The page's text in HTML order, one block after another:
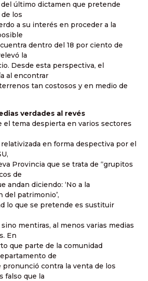
último dictamen que pretende
los
a su interés en proceder a la
dentro del 18 por ciento de
la
Desde esta perspectiva, el
al encontrar
tan costosos y en medio de
verdades al revés
el tema despierta en varios sectores
en forma despectiva por el
Provincia que se trata de “grupitos
de
andan diciendo: ‘No a la
del patrimonio’,
lo que se pretende es sustituir
mentiras, al menos varias medias
En
que parte de la comunidad
de
pronunció contra la venta de los
falso que la